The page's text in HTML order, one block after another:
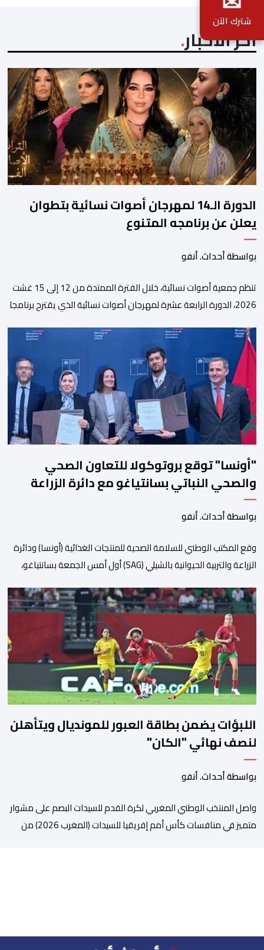
آخر الأخبار
الدورة الـ14 لمهرجان أصوات نسائية بتطوان
يعلن عن برنامجه المتنوع
بواسطة أحداث. أنفو
تنظم جمعية أصوات نسائية، خلال الفترة الممتدة من 12 إلى 15 غشت
2026، الدورة الرابعة عشرة لمهرجان أصوات نسائية الذي يقترح برنامجا
الاجتماعية والتضامنية والإنسانية. ووفق بلاغ للمنظمين، تقترح هذه
الدورة، التي تنظم تحت الرعاية السامية لصاحب الجلالة الملك محمد
السادس، تحت شعار “سيدات البحر الأبيض المتوسط، […]
"أونسا" توقع بروتوكولا للتعاون الصحي
والصحي النباتي بسانتياغو مع دائرة الزراعة
وتربية المواشي
بواسطة أحداث. أنفو
وقع المكتب الوطني للسلامة الصحية للمنتجات الغذائية (أونسا) ودائرة
الزراعة والتربية الحيوانية بالشيلي (SAG) أول أمس الجمعة بسانتياغو،
والصحة الحيوانية. وسيمكن هذا البروتوكول الذي تم توقيعه بحضور
مسؤولين عن السلطات الشيلية، وممثلين عن القطاع الخاص ومن
أوساط التصدير، من مواءمة الإجراءات الصحية، والصحية النباتية المطبقة
على […]
اللبؤات يضمن بطاقة العبور للمونديال ويتأهلن
لنصف نهائي "الكان"
بواسطة أحداث. أنفو
واصل المنتخب الوطني المغربي لكرة القدم للسيدات البصم على مشوار
متميز في منافسات كأس أمم إفريقيا للسيدات (المغرب 2026) من
شترك الآن